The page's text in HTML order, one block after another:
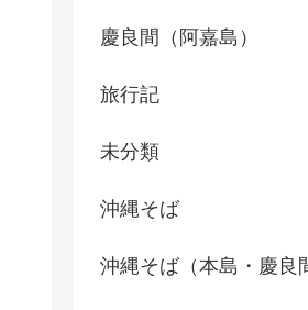
慶良間（阿嘉島）
旅行記
未分類
沖縄そば
沖縄そば（本島・慶良